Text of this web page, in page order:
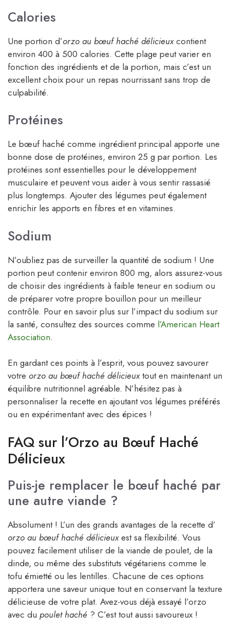
Calories
Une portion d’orzo au bœuf haché délicieuxcontient
environ 400 à 500 calories. Cette plage peut varier en
fonction des ingrédients et de la portion, mais c’est un
excellent choix pour un repas nourrissant sans trop de
culpabilité.
Protéines
Le bœuf haché comme ingrédient principal apporte une
bonne dose de protéines, environ 25 g par portion. Les
protéines sont essentielles pour le développement
musculaire et peuvent vous aider à vous sentir rassasié
plus longtemps. Ajouter des légumes peut également
enrichir les apports en fibres et en vitamines.
Sodium
N’oubliez pas de surveiller la quantité de sodium ! Une
portion peut contenir environ 800 mg, alors assurez-vous
de choisir des ingrédients à faible teneur en sodium ou
de préparer votre propre bouillon pour un meilleur
contrôle. Pour en savoir plus sur l’impact du sodium sur
la santé, consultez des sources comme l’American Heart
Association.
En gardant ces points à l’esprit, vous pouvez savourer
votre orzo au bœuf haché délicieuxtout en maintenant un
équilibre nutritionnel agréable. N’hésitez pas à
personnaliser la recette en ajoutant vos légumes préférés
ou en expérimentant avec des épices !
FAQ sur l’Orzo au Bœuf Haché
Délicieux
Puis-je remplacer le bœuf haché par
une autre viande ?
Absolument ! L’un des grands avantages de la recette d’
orzo au bœuf haché délicieuxest sa flexibilité. Vous
pouvez facilement utiliser de la viande de poulet, de la
dinde, ou même des substituts végétariens comme le
tofu émietté ou les lentilles. Chacune de ces options
apportera une saveur unique tout en conservant la texture
délicieuse de votre plat. Avez-vous déjà essayé l’orzo
avec du poulet haché ? C’est tout aussi savoureux !